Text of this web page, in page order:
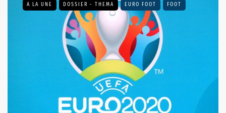
A LA UNE DOSSIER - THEMA EURO FOOT FOOT